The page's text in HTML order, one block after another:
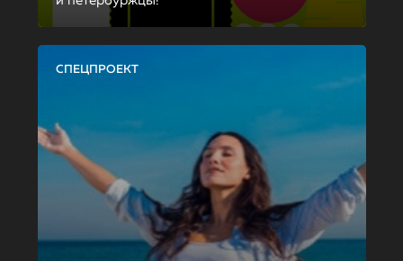
СПЕЦПРОЕКТ